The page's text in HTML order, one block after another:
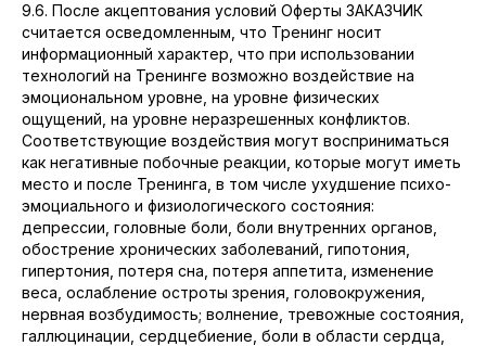
9.6. После акцептования условий Оферты ЗАКАЗЧИК
считается осведомленным, что Тренинг носит
информационный характер, что при использовании
технологий на Тренинге возможно воздействие на
эмоциональном уровне, на уровне физических
ощущений, на уровне неразрешенных конфликтов.
Соответствующие воздействия могут восприниматься
как негативные побочные реакции, которые могут иметь
место и после Тренинга, в том числе ухудшение психо-
эмоциального и физиологического состояния:
депрессии, головные боли, боли внутренних органов,
обострение хронических заболеваний, гипотония,
гипертония, потеря сна, потеря аппетита, изменение
веса, ослабление остроты зрения, головокружения,
нервная возбудимость; волнение, тревожные состояния,
галлюцинации, сердцебиение, боли в области сердца,